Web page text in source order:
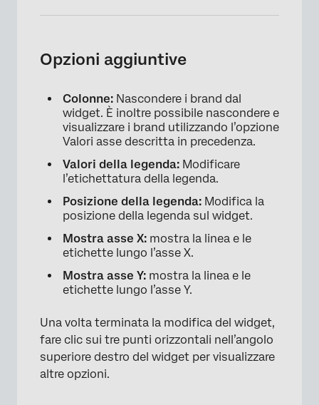
Opzioni aggiuntive
Colonne: Nascondere i brand dal
widget. È inoltre possibile nascondere e
visualizzare i brand utilizzando l’opzione
Valori asse descritta in precedenza.
Valori della legenda: Modificare
l’etichettatura della legenda.
Posizione della legenda: Modifica la
posizione della legenda sul widget.
Mostra asse X: mostra la linea e le
etichette lungo l’asse X.
Mostra asse Y: mostra la linea e le
etichette lungo l’asse Y.
Una volta terminata la modifica del widget,
fare clic sui tre punti orizzontali nell’angolo
superiore destro del widget per visualizzare
altre opzioni.